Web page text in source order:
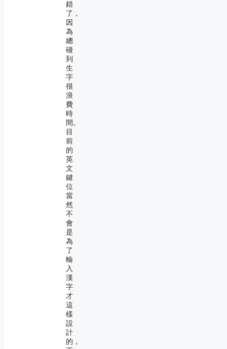
錯
了，
因
為
總
碰
到
生
字
很
浪
費
時
間。
目
前
的
英
文
鍵
位
當
然
不
會
是
為
了
輸
入
漢
字
才
這
樣
設
計
的，